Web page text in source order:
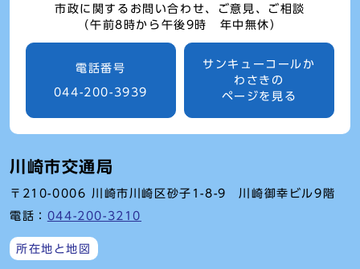
市政に関するお問い合わせ、ご意見、ご相談
（午前8時から午後9時 年中無休）
電話番号
044-200-3939
サンキューコールか
わさきの
ページを見る
川崎市交通局
〒210-0006 川崎市川崎区砂子1-8-9 川崎御幸ビル9階
電話： 044-200-3210
所在地と地図